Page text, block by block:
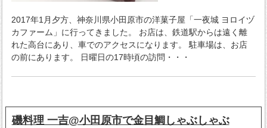
2017年1月夕方、神奈川県小田原市の洋菓子屋「一夜城 ヨロイヅ
カファーム」に行ってきました。 お店は、鉄道駅からは遠く離
れた高台にあり、車でのアクセスになります。 駐車場は、お店
の前にあります。 日曜日の17時頃の訪問・・・
磯料理 一吉@小田原市で金目鯛しゃぶしゃぶ